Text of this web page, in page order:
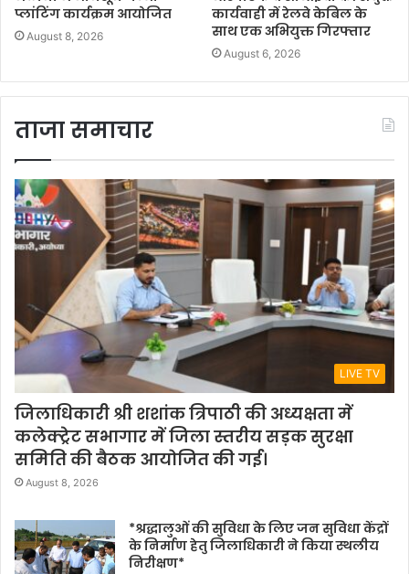
प्लांटिंग कार्यक्रम आयोजित
August 8, 2026
कार्यवाही में रेलवे केबिल के
साथ एक अभियुक्त गिरफ्तार
August 6, 2026
ताजा समाचार
LIVE TV
जिलाधिकारी श्री शशांक त्रिपाठी की अध्यक्षता में
कलेक्ट्रेट सभागार में जिला स्तरीय सड़क सुरक्षा
समिति की बैठक आयोजित की गई।
August 8, 2026
*श्रद्धालुओं की सुविधा के लिए जन सुविधा केंद्रों
के निर्माण हेतु जिलाधिकारी ने किया स्थलीय
निरीक्षण*